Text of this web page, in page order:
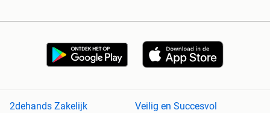
2dehands Zakelijk
Veilig en Succesvol